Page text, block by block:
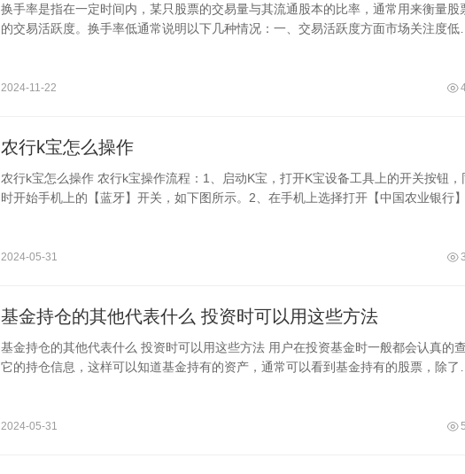
换手率是指在一定时间内，某只股票的交易量与其流通股本的比率，通常用来衡量股
的交易活跃度。换手率低通常说明以下几种情况：一、交易活跃度方面市场关注度低当
2024-11-22
农行k宝怎么操作
农行k宝怎么操作 农行k宝操作流程：1、启动K宝，打开K宝设备工具上的开关按钮，
时开始手机上的【蓝牙】开关，如下图所示。2、在手机上选择打开【中国农业银行】
2024-05-31
基金持仓的其他代表什么 投资时可以用这些方法
基金持仓的其他代表什么 投资时可以用这些方法 用户在投资基金时一般都会认真的查看
它的持仓信息，这样可以知道基金持有的资产，通常可以看到基金持有的股票，除了股
2024-05-31